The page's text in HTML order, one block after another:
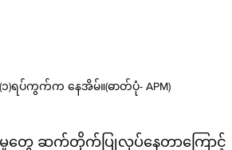
)ရပ်ကွက်က နေအိမ်။(ဓာတ်ပုံ- APM)
တွေ ဆက်တိုက်ပြုလုပ်နေတာကြောင့်